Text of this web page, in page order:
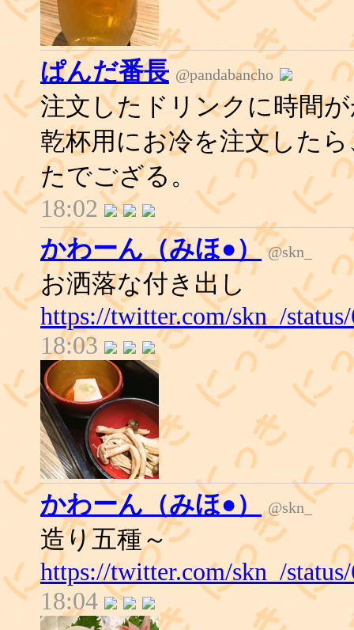
ぱんだ番長 @pandabancho
注文したドリンクに時間
乾杯用にお冷を注文した
たでござる。
18:02
かわーん（みほ●） @skn_
お洒落な付き出し
https://twitter.com/skn_/
18:03
かわーん（みほ●） @skn_
造り五種～
https://twitter.com/skn_/
18:04